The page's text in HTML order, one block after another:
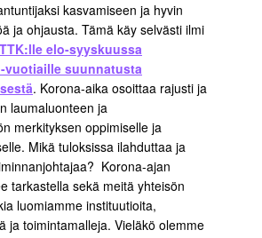
kasvamiseen ja hyvin
ja ohjausta. Tämä käy selvästi ilmi
elo-syyskuussa
vuotiaille suunnatusta
. Korona-aika osoittaa rajusti ja
laumaluonteen ja
merkityksen oppimiselle ja
Mikä tuloksissa ilahduttaa ja
Korona-ajan
tarkastella sekä meitä yhteisön
luomiamme instituutioita,
ja toimintamalleja. Vieläkö olemme